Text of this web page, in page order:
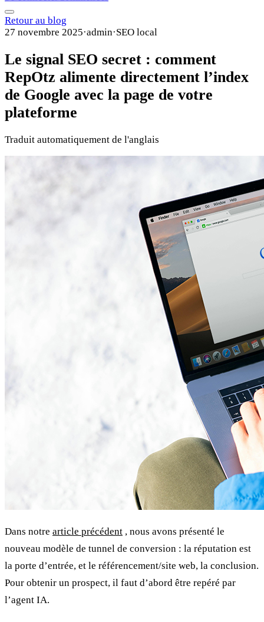
Retour au blog
27 novembre 2025·admin·SEO local
Le signal SEO secret : comment
RepOtz alimente directement l’index
de Google avec la page de votre
plateforme
Traduit automatiquement de l'anglais
Dans notre article précédent , nous avons présenté le
nouveau modèle de tunnel de conversion : la réputation est
la porte d’entrée, et le référencement/site web, la conclusion.
Pour obtenir un prospect, il faut d’abord être repéré par
l’agent IA.